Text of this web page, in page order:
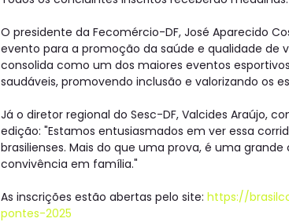
O presidente da Fecomércio-DF, José Aparecido
evento para a promoção da saúde e qualidade de
consolida como um dos maiores eventos
saudáveis, promovendo inclusão e valorizando os
Já o diretor regional do Sesc-DF, Valcides Araújo,
edição: "Estamos entusiasmados em ver essa
brasilienses. Mais do que uma prova, é uma
convivência em família."
As inscrições estão abertas pelo site: https://
pontes-2025